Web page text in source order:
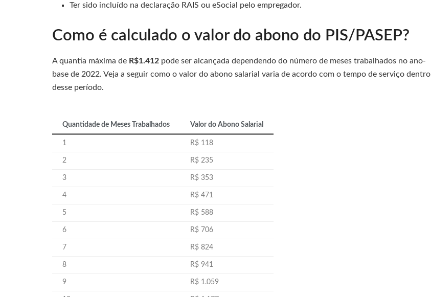
Ter sido incluído na declaração RAIS ou eSocial pelo empregador.
Como é calculado o valor do abono do PIS/PASEP?
A quantia máxima de R$1.412 pode ser alcançada dependendo do número de meses trabalhados no ano-
base de 2022. Veja a seguir como o valor do abono salarial varia de acordo com o tempo de serviço dentro
desse período.
Quantidade de Meses Trabalhados Valor do Abono Salarial
1 R$ 118
2 R$ 235
3 R$ 353
4 R$ 471
5 R$ 588
6 R$ 706
7 R$ 824
8 R$ 941
9 R$ 1.059